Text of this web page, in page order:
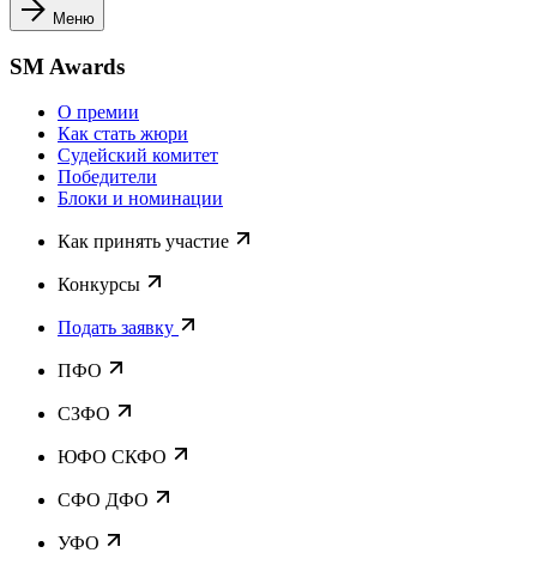
Меню
SM Awards
О премии
Как стать жюри
Судейский комитет
Победители
Блоки и номинации
Как принять участие
Конкурсы
Подать заявку
ПФО
СЗФО
ЮФО СКФО
CФО ДФО
УФО